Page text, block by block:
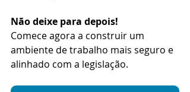
Não deixe para depois!
Comece agora a construir um
ambiente de trabalho mais seguro e
alinhado com a legislação.